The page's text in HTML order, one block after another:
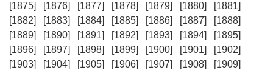
[1875]
[1876] [1877] [1878] [1879] [1880]
[1881]
[1882]
[1883] [1884] [1885] [1886] [1887]
[1888]
[1889]
[1890] [1891] [1892] [1893] [1894]
[1895]
[1896]
[1897] [1898] [1899] [1900] [1901]
[1902]
[1903]
[1904] [1905] [1906] [1907] [1908]
[1909]